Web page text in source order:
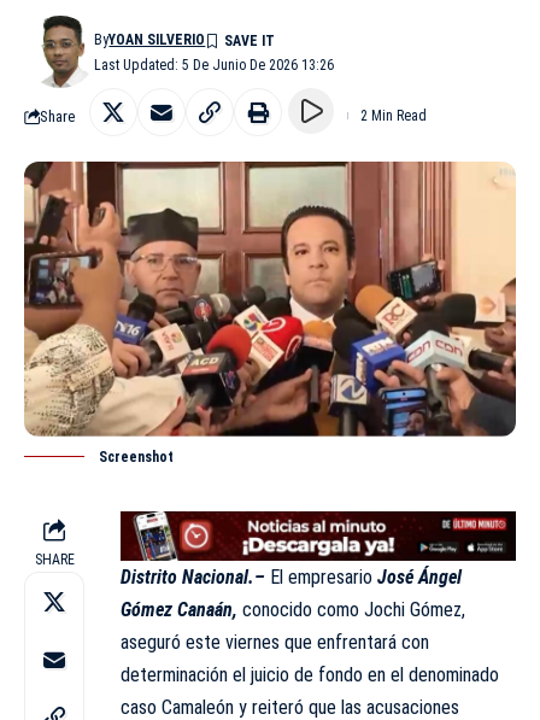
Last Updated: 5 De Junio De 2026 13:26
ByYOAN SILVERIO
Share 2 Min Read
Screenshot
SHARE
Distrito Nacional.– El empresario José Ángel
Gómez Canaán, conocido como Jochi Gómez,
aseguró este viernes que enfrentará con
determinación el juicio de fondo en el denominado
caso Camaleón y reiteró que las acusaciones